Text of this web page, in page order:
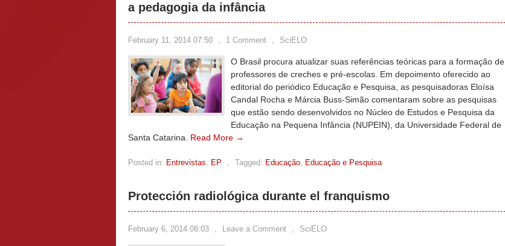
a pedagogia da infância
February 11, 2014 07:50 , 1 Comment , SciELO
O Brasil procura atualizar suas referências teóricas para a formação de
professores de creches e pré-escolas. Em depoimento oferecido ao
editorial do periódico Educação e Pesquisa, as pesquisadoras Eloísa
Candal Rocha e Márcia Buss-Simão comentaram sobre as pesquisas
que estão sendo desenvolvidos no Núcleo de Estudos e Pesquisa da
Educação na Pequena Infância (NUPEIN), da Universidade Federal de
Santa Catarina. Read More →
Posted in: Entrevistas, EP , Tagged: Educação, Educação e Pesquisa
Protección radiológica durante el franquismo
February 6, 2014 08:03 , Leave a Comment , SciELO